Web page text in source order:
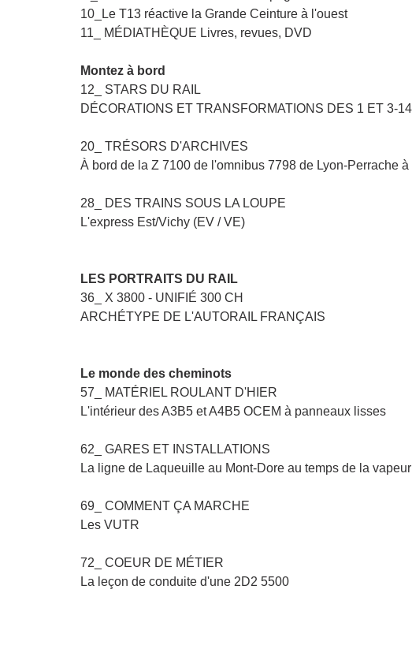
10_Le T13 réactive la Grande Ceinture à l'ouest
11_ MÉDIATHÈQUE Livres, revues, DVD
Montez à bord
12_ STARS DU RAIL
DÉCORATIONS ET TRANSFORMATIONS DES 1 ET 3-
20_ TRÉSORS D'ARCHIVES
À bord de la Z 7100 de l'omnibus 7798 de Lyon-Perrache
28_ DES TRAINS SOUS LA LOUPE
L'express Est/Vichy (EV / VE)
LES PORTRAITS DU RAIL
36_ X 3800 - UNIFIÉ 300 CH
ARCHÉTYPE DE L'AUTORAIL FRANÇAIS
Le monde des cheminots
57_ MATÉRIEL ROULANT D'HIER
L'intérieur des A3B5 et A4B5 OCEM à panneaux lisses
62_ GARES ET INSTALLATIONS
La ligne de Laqueuille au Mont-Dore au temps de la vapeur
69_ COMMENT ÇA MARCHE
Les VUTR
72_ COEUR DE MÉTIER
La leçon de conduite d'une 2D2 5500